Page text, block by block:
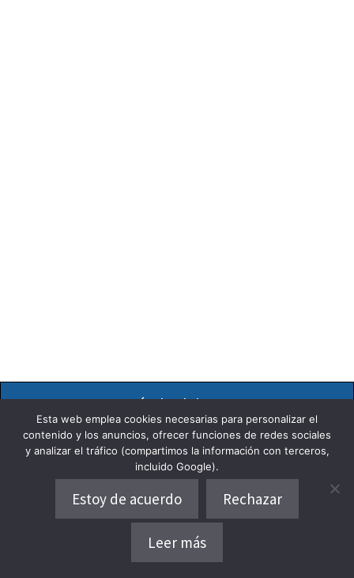
Dónde alojarse
Esta web emplea cookies necesarias para personalizar el
contenido y los anuncios, ofrecer funciones de redes sociales
y analizar el tráfico (compartimos la información con terceros,
incluido Google).
Estoy de acuerdo Rechazar
Leer más